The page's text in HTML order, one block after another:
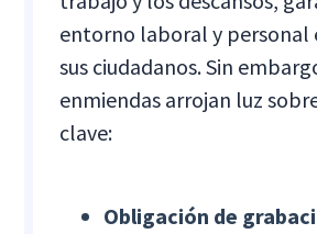
entorno laboral y personal
sus ciudadanos. Sin
enmiendas arrojan luz
clave:
Obligación de